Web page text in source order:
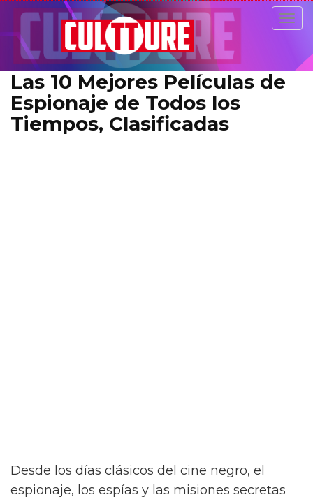
Las 10 Mejores Películas de
Espionaje de Todos los
Tiempos, Clasificadas
Desde los días clásicos del cine negro, el
espionaje, los espías y las misiones secretas